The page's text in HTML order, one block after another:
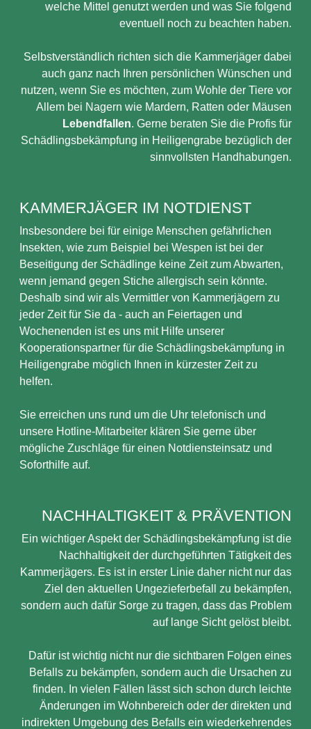
welche Mittel genutzt werden und was Sie folgend
eventuell noch zu beachten haben.
Selbstverständlich richten sich die Kammerjäger dabei
auch ganz nach Ihren persönlichen Wünschen und
nutzen, wenn Sie es möchten, zum Wohle der Tiere vor
Allem bei Nagern wie Mardern, Ratten oder Mäusen
Lebendfallen. Gerne beraten Sie die Profis für
Schädlingsbekämpfung in Heiligengrabe bezüglich der
sinnvollsten Handhabungen.
KAMMERJÄGER IM NOTDIENST
Insbesondere bei für einige Menschen gefährlichen
Insekten, wie zum Beispiel bei Wespen ist bei der
Beseitigung der Schädlinge keine Zeit zum Abwarten,
wenn jemand gegen Stiche allergisch sein könnte.
Deshalb sind wir als Vermittler von Kammerjägern zu
jeder Zeit für Sie da - auch an Feiertagen und
Wochenenden ist es uns mit Hilfe unserer
Kooperationspartner für die Schädlingsbekämpfung in
Heiligengrabe möglich Ihnen in kürzester Zeit zu
helfen.
Sie erreichen uns rund um die Uhr telefonisch und
unsere Hotline-Mitarbeiter klären Sie gerne über
mögliche Zuschläge für einen Notdiensteinsatz und
Soforthilfe auf.
NACHHALTIGKEIT & PRÄVENTION
Ein wichtiger Aspekt der Schädlingsbekämpfung ist die
Nachhaltigkeit der durchgeführten Tätigkeit des
Kammerjägers. Es ist in erster Linie daher nicht nur das
Ziel den aktuellen Ungezieferbefall zu bekämpfen,
sondern auch dafür Sorge zu tragen, dass das Problem
auf lange Sicht gelöst bleibt.
Dafür ist wichtig nicht nur die sichtbaren Folgen eines
Befalls zu bekämpfen, sondern auch die Ursachen zu
finden. In vielen Fällen lässt sich schon durch leichte
Änderungen im Wohnbereich oder der direkten und
indirekten Umgebung des Befalls ein wiederkehrendes